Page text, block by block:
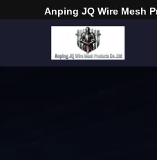
Anping JQ Wire Mesh